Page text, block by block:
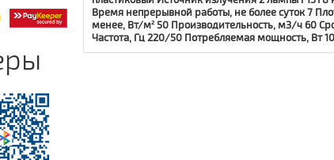
Время непрерывной работы, не более суток 7
менее, Вт/м² 50 Производительность, м3/ч 60
Частота, Гц 220/50 Потребляемая мощность, Вт